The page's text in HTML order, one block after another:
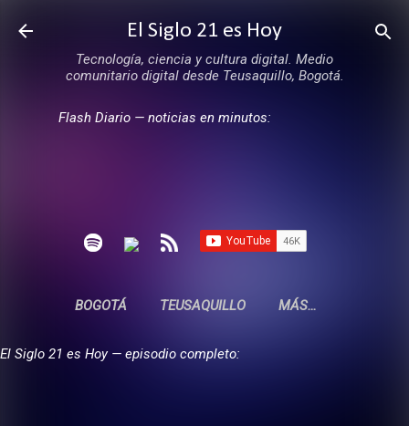
Ir al contenido principal
El Siglo 21 es Hoy
Tecnología, ciencia y cultura digital. Medio
comunitario digital desde Teusaquillo, Bogotá.
Flash Diario — noticias en minutos:
BOGOTÁ TEUSAQUILLO MÁS…
El Siglo 21 es Hoy — episodio completo: